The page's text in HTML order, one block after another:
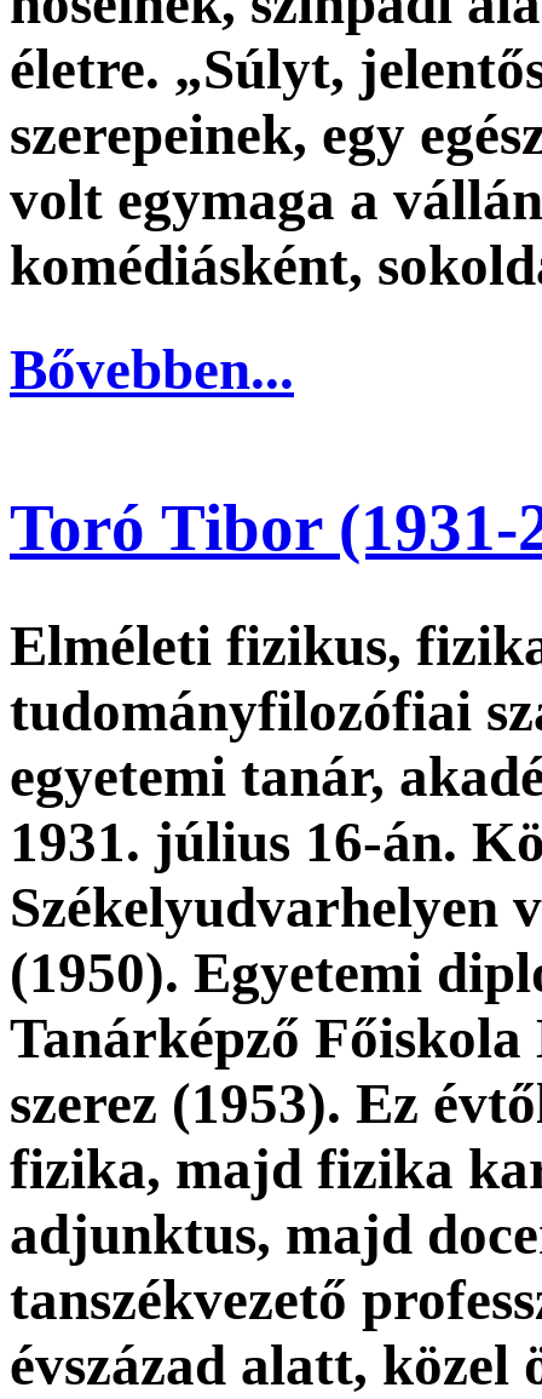
életre. „Súlyt,
szerepeinek, egy
volt egymaga a
komédiásként,
Bővebben...
Toró Tibor (1931-
Elméleti fizikus,
tudományfilozófiai
egyetemi tanár,
1931. július 16-án.
Székelyudvarhelyen
(1950). Egyetemi
Tanárképző
szerez (1953). Ez
fizika, majd fizika
adjunktus, majd
tanszékvezető
évszázad alatt,